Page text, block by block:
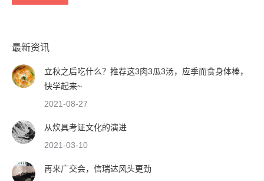
最新资讯
立秋之后吃什么？推荐这3肉3瓜3汤，应季而食身体棒，
快学起来~
2021-08-27
从炊具考证文化的演进
2021-03-10
再来广交会，信瑞达风头更劲